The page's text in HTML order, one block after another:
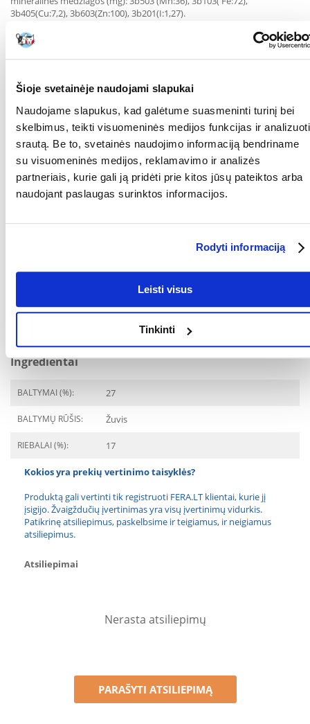
Šioje svetainėje naudojami slapukai
Naudojame slapukus, kad galėtume suasmeninti turinį bei
skelbimus, teikti visuomeninės medijos funkcijas ir analizuoti
srautą. Be to, svetainės naudojimo informaciją bendriname
su visuomeninės medijos, reklamavimo ir analizės
partneriais, kurie gali ją pridėti prie kitos jūsų pateiktos arba
naudojant paslaugas surinktos informacijos.
Rodyti informaciją
Leisti visus
Tinkinti
3b405(Cu:7,2), 3b603(Zn:100), 3b201(I:1,27).
NAUDOJIMAS
Rekomenduojamų paros dozių lentelė (dozės pateiktos
tik informaciniais tikslais) pateikta kitoje pakuotės pusėje. Maisto
kiekis gali skirtis priklausomai nuo šuns aktyvumo, veislės ir aplinkos
pakuotę sandariai uždarytą vėsioje, sausoje ir vėdinamoje vietoje,
atokiau nuo šviesos ir saulės spindulių.
Parametrai
AUGINTINIO DYDIS: Universalus
PAKUOTĖS SVORIS
10
drėgnas šunų maistas
Suaugęs
Ingredientai
BALTYMAI (%): 27
BALTYMŲ RŪŠIS: Žuvis
RIEBALAI (%): 17
Kokios yra prekių vertinimo taisyklės?
Produktą gali vertinti tik registruoti FERA.LT klientai, kurie jį
įsigijo. Žvaigždučių įvertinimas yra visų įvertinimų vidurkis.
Patikrinę atsiliepimus, paskelbsime ir teigiamus, ir neigiamus
atsiliepimus.
Atsiliepimai
Nerasta atsiliepimų
PARAŠYTI ATSILIEPIMĄ